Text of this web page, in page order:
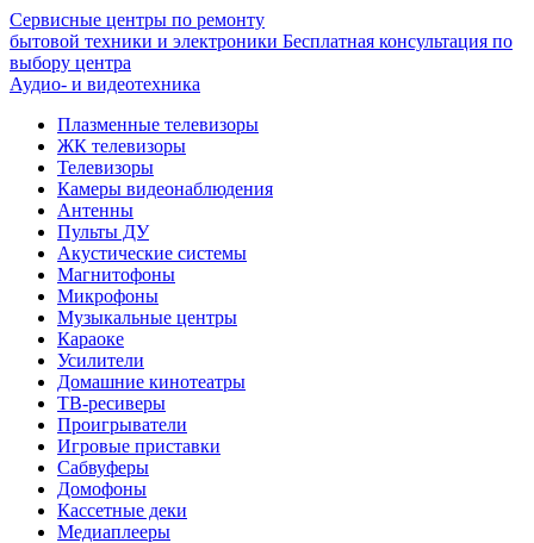
Сервисные центры по ремонту
бытовой техники и электроники Бесплатная консультация по
выбору центра
Аудио- и видеотехника
Плазменные телевизоры
ЖК телевизоры
Телевизоры
Камеры видеонаблюдения
Антенны
Пульты ДУ
Акустические системы
Магнитофоны
Микрофоны
Музыкальные центры
Караоке
Усилители
Домашние кинотеатры
ТВ-ресиверы
Проигрыватели
Игровые приставки
Сабвуферы
Домофоны
Кассетные деки
Медиаплееры